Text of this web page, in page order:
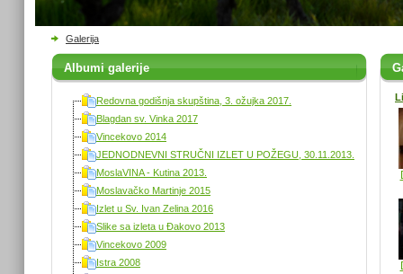
Galerija
Albumi galerije
Redovna godišnja skupština, 3. ožujka 2017.
Blagdan sv. Vinka 2017
Vincekovo 2014
JEDNODNEVNI STRUČNI IZLET U POŽEGU, 30.11.2013.
MoslaVINA - Kutina 2013.
Moslavačko Martinje 2015
Izlet u Sv. Ivan Zelina 2016
Slike sa izleta u Đakovo 2013
Vincekovo 2009
Istra 2008